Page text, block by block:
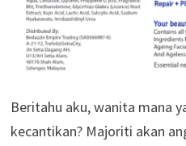
Beritahu aku, wanita mana
kecantikan? Majoriti akan